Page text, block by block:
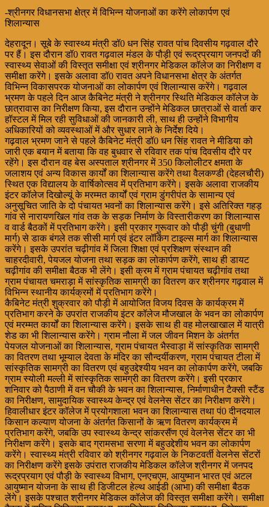
-श्रीनगर विधानसभा क्षेत्र में विभिन्न योजनाओं का करेंगे लोकार्पण एवं
शिलान्यास
देहरादून। सूबे के स्वास्थ्य मंत्री डॉ0 धन सिंह रावत पांच दिवसीय गढ़वाल दौरे
पर हैं। इस दौरान डॉ0 रावत गढ़वाल मंडल के पौड़ी एवं रूद्रप्रयाग जनपदों की
स्वास्थ्य सेवाओं की विस्तृत समीक्षा एवं श्रीनगर मेडिकल कॉलेज का निरीक्षण व
समीक्षा करेंगे। इसके अलावा डॉ0 रावत अपने विधानसभा क्षेत्र के अंतर्गत
विभिन्न विकासपरक योजनाओं का लोकार्पण एवं शिलान्यास करेंगे। गढ़वाल
भ्रमण के पहले दिन आज कैबिनेट मंत्री ने श्रीनगर स्थिति मेडिकल कॉलेज के
छात्रावास का निरीक्षण किया, इस दौरान उन्होंने मेडिकल छात्राओं से वार्ता कर
हॉस्टल में मिल रही सुविधाओं की जानकारी ली, साथ ही उन्होंने विभागीय
अधिकारियों को व्यवस्थाओं में और सुधार लाने के निर्देश दिये।
गढ़वाल भ्रमण जाने से पहले कैबिनेट मंत्री डॉ0 धन सिंह रावत ने मीडिया को
जारी एक बयान में बताया कि वह बुधवार से रविवार तक पांच दिवसीय दौरे पर
रहेंगे। इस दौरान वह बेस अस्पताल श्रीनगर में 350 किलोलीटर क्षमता के
जलाशय एवं अन्य विकास कार्यों का शिलान्यास करेंगे तथा वैलकण्डी (देहलचौरी)
स्थित एक विद्यालय के वार्षिकोत्सव में प्रतिभाग करेंगे। इसके अलावा राजकीय
इंटर कॉलेज दिखोल्यूं के मरम्मत कार्यों एवं ग्राम डुंगरीपंत के सामान्य एवं
अनुसूचित जाति के दो पंचायत भवनों का शिलान्यास करेंगे। इसे अतिरिक्त गहड़
गांव से नारायणखिल गांव तक के सड़क निर्माण के विस्तारीकरण का शिलान्यास
व वार्ड बैठकों में प्रतिभाग करेंगे। इसी प्रकार गुरूवार को पौड़ी चुंगी (बुधाणी
मार्ग) से डाक बंगले तक सीसी मार्ग एवं इंटर लॉकिंग टाइल्स मार्ग का शिलान्यास
करेंगे। इसके उपरांत चढ़ीगांव में जिला शिक्षा एवं प्रशिक्षण संस्थान की
चाहरदीवारी, पेयजल योजना तथा सड़क का लोकार्पण करेंगे, साथ ही डायट
चढ़ीगांव की समीक्षा बैठक भी लेंगे। इसी क्रम में ग्राम पंचायत चढ़ीगांव तथा
ग्राम पंचायत चमराड़ा में सांस्कृतिक सामग्री का वितरण कर श्रीनगर गढ़वाल में
विभिन्न स्थानीय कार्यक्रमों में प्रतिभाग करेंगे।
कैबिनेट मंत्री शुक्रवार को पौड़ी में आयोजित विजय दिवस के कार्यक्रम में
प्रतिभाग करने के उपरांत राजकीय इंटर कॉलेज मौजखाल के भवन का लोकार्पण
एवं मरम्मत कार्यों का शिलान्यास करेंगे। इसके साथ ही वह मोलखाखाल में यात्री
शेड का भी शिलान्यास करेंगे। ग्राम नौला में जल जीवन मिशन के अंतर्गत
पेयजल योजनाओं का शिलान्यास, ग्राम पंचायत भैस्वाड़ा में सांस्कृतिक सामग्री
का वितरण तथा भूम्याल देवता के मंदिर का सौन्दर्यीकरण, ग्राम पंचायत टीला में
सांस्कृतिक सामग्री का वितरण एवं बहुउद्देश्यीय भवन का लोकार्पण करेंगे, जबकि
ग्राम स्योली मल्ली में सांस्कृतिक सामग्री का वितरण करेंगे। इसी प्रकार
शनिवार को पैठाणी में वन चौकी के भवन का शिलान्यास, निर्माणाधीन टैक्सी स्टैंड
का निरीक्षण, सामुदायिक स्वास्थ्य केन्द्र एवं वेलनेस सेंटर का निरीक्षण करेंगे।
हिवालीधार इंटर कॉलेज में प्रयोगशाला भवन का शिलान्यास तथा पं0 दीनदयाल
किसान कल्याण योजना के अंतर्गत किसानों के ऋण वितरण कार्यक्रम में
प्रतिभाग करेंगे, जबकि उप स्वास्थ्य केन्द्र सांकरसैंण एवं वेलनेस सेंटर का भी
निरीक्षण करेंगे। इसके बाद ग्रामसभा सरणा में बहुउद्देशीय भवन का लोकार्पण
करेंगे। स्वास्थ्य मंत्री रविवार को श्रीनगर गढ़वाल के निकटवर्ती वेलनेस सेंटरों
का निरीक्षण करेंगे इसके उपंरात राजकीय मेडिकल कॉलेज श्रीनगर में जनपद
रूद्रप्रयाग एवं पौड़ी के स्वास्थ्य विभाग, एनएचएम, आयुष्मान भारत एवं अटल
आयुष्मान योजना के साथ ही डिजीटल हेल्थ आईडी (आभा) की समीक्षा बैठक
लेंगे। इसके पश्चात श्रीनगर मेडिकल कॉलेज की विस्तृत समीक्षा करेंगे। समीक्षा